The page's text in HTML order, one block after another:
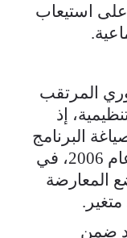
على استيعاب
المرتقب
إذ
البرنامج
السياسي للحزب لأول مرة منذ عام 2006، في
المعارضة
ضمن